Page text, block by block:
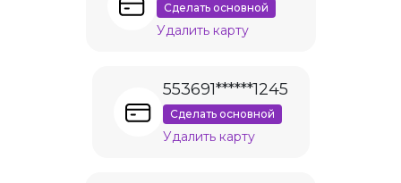
Сделать основной
Удалить карту
553691******1245
Сделать основной
Удалить карту